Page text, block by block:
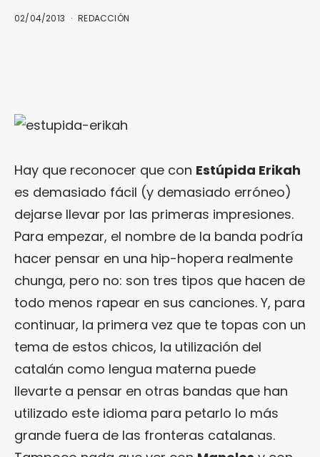
02/04/2013 REDACCIÓN
Hay que reconocer que con Estúpida Erikah
es demasiado fácil (y demasiado erróneo)
dejarse llevar por las primeras impresiones.
Para empezar, el nombre de la banda podría
hacer pensar en una hip-hopera realmente
chunga, pero no: son tres tipos que hacen de
todo menos rapear en sus canciones. Y, para
continuar, la primera vez que te topas con un
tema de estos chicos, la utilización del
catalán como lengua materna puede
llevarte a pensar en otras bandas que han
utilizado este idioma para petarlo lo más
grande fuera de las fronteras catalanas.